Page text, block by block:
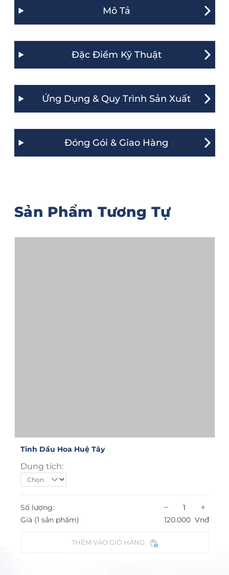
Mô Tả
Đặc Điểm Kỹ Thuật
Ứng Dụng & Quy Trình Sản Xuất
Đóng Gói & Giao Hàng
Sản Phẩm Tương Tự
Tinh Dầu Hoa Huệ Tây
Dung tích:
Số lượng: − +
Giá (1 sản phẩm) 120.000 Vnđ
THÊM VÀO GIỎ HÀNG